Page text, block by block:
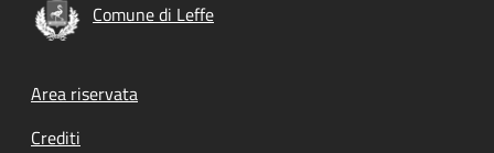
Comune di Leffe
Footer menu
Area riservata
Crediti